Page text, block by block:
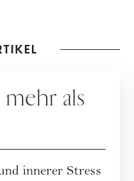
als
innerer Stress